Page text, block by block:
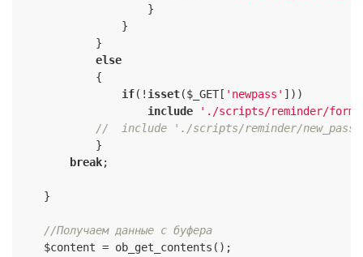
                    }
                }
            }
else
            {
if(! isset($_GET[ 'newpass' ]))
include
'./scripts/reminder/
//  include './scripts/reminder/
            }
break;
    }
//Получаем данные с буфера
    $content = ob_get_contents();